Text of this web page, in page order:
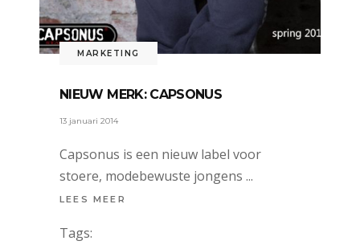
MARKETING
NIEUW MERK: CAPSONUS
13 januari 2014
Capsonus is een nieuw label voor
stoere, modebewuste jongens
LEES MEER
Tags: